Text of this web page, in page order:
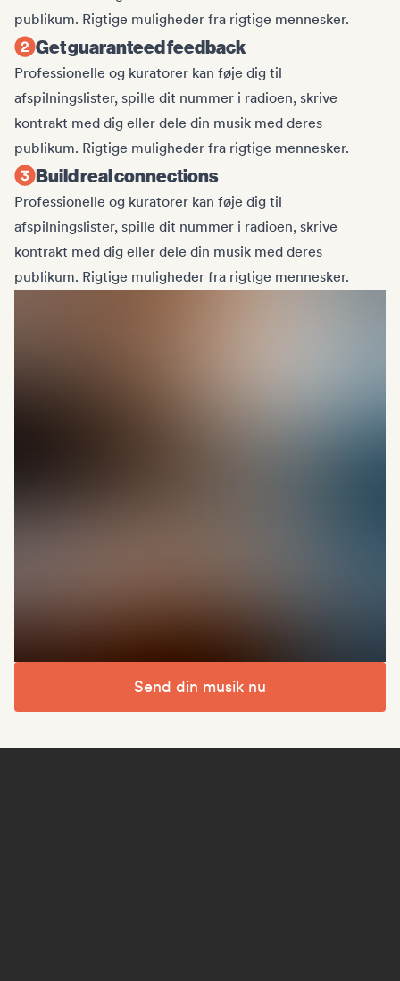
publikum. Rigtige muligheder fra rigtige mennesker.
Get guaranteed feedback
Professionelle og kuratorer kan føje dig til
afspilningslister, spille dit nummer i radioen, skrive
kontrakt med dig eller dele din musik med deres
publikum. Rigtige muligheder fra rigtige mennesker.
Build real connections
Professionelle og kuratorer kan føje dig til
afspilningslister, spille dit nummer i radioen, skrive
kontrakt med dig eller dele din musik med deres
publikum. Rigtige muligheder fra rigtige mennesker.
Send din musik nu